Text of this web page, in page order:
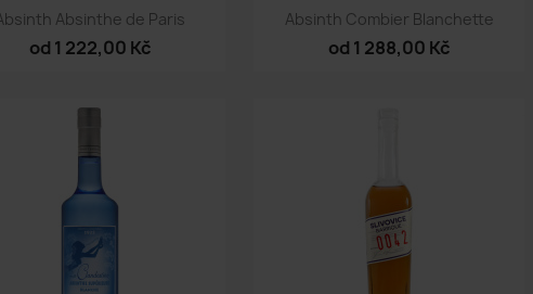
Absinthe de Paris
od 1 222,00 Kč
Rychlý náhled Absinth Combier Blanchette
od 1 288,00 Kč
 Rychlý náhled